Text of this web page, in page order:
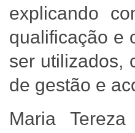
explicando
qualificação e
ser utilizados,
de gestão e
Maria